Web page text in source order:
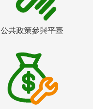
公共政策參與平臺